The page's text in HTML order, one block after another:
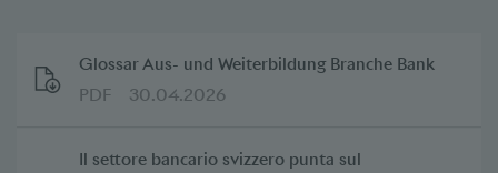
Glossar Aus- und Weiterbildung Branche Bank
PDF
30.04.2026
Il settore bancario svizzero punta sul